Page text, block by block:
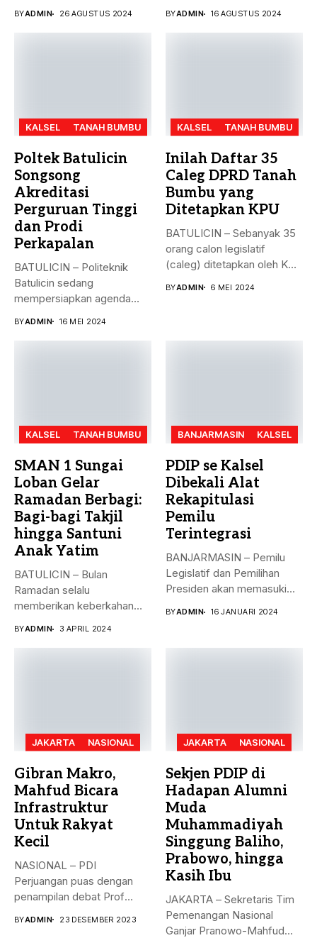
BYADMIN 26 AGUSTUS 2024 BYADMIN 16 AGUSTUS 2024
KALSEL TANAH BUMBU
Poltek Batulicin
Songsong
Akreditasi
Perguruan Tinggi
dan Prodi
Perkapalan
BATULICIN – Politeknik
Batulicin sedang
mempersiapkan agenda
BYADMIN 16 MEI 2024
KALSEL TANAH BUMBU
Inilah Daftar 35
Caleg DPRD Tanah
Bumbu yang
Ditetapkan KPU
BATULICIN – Sebanyak 35
orang calon legislatif
(caleg) ditetapkan oleh KPU
BYADMIN 6 MEI 2024
KALSEL TANAH BUMBU
SMAN 1 Sungai
Loban Gelar
Ramadan Berbagi:
Bagi-bagi Takjil
hingga Santuni
Anak Yatim
BATULICIN – Bulan
Ramadan selalu
memberikan keberkahan
BYADMIN 3 APRIL 2024
BANJARMASIN KALSEL
PDIP se Kalsel
Dibekali Alat
Rekapitulasi
Pemilu
Terintegrasi
BANJARMASIN – Pemilu
Legislatif dan Pemilihan
Presiden akan memasuki
BYADMIN 16 JANUARI 2024
JAKARTA NASIONAL
Gibran Makro,
Mahfud Bicara
Infrastruktur
Untuk Rakyat
Kecil
NASIONAL – PDI
Perjuangan puas dengan
penampilan debat Prof
BYADMIN 23 DESEMBER 2023
JAKARTA NASIONAL
Sekjen PDIP di
Hadapan Alumni
Muda
Muhammadiyah
Singgung Baliho,
Prabowo, hingga
Kasih Ibu
JAKARTA – Sekretaris Tim
Pemenangan Nasional
Ganjar Pranowo-Mahfud